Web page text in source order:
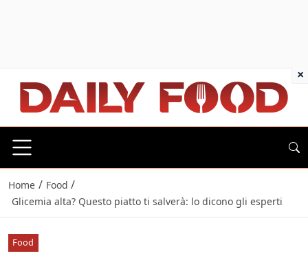
Home / Food /
Glicemia alta? Questo piatto ti salverà: lo dicono gli esperti
Food
×